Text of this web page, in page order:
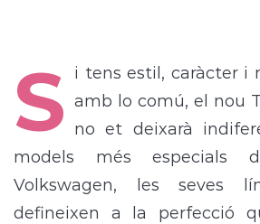
S i tens estil, caràcter i
amb lo comú, el nou
no et deixarà
models més especials
Volkswagen, les seves
defineixen a la perfecció